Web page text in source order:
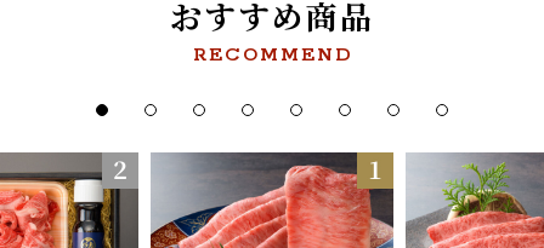
おすすめ商品
RECOMMEND